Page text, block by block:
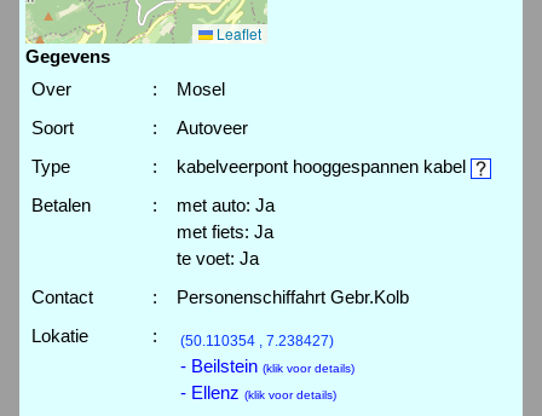
Leaflet
Gegevens
Over
:
Mosel
Soort
:
Autoveer
Type
:
kabelveerpont hooggespannen kabel
Betalen
:
met auto: Ja
met fiets: Ja
te voet: Ja
Contact
:
Personenschiffahrt Gebr.Kolb
Lokatie
: (50.110354 , 7.238427)
- Beilstein (klik voor details)
- Ellenz (klik voor details)